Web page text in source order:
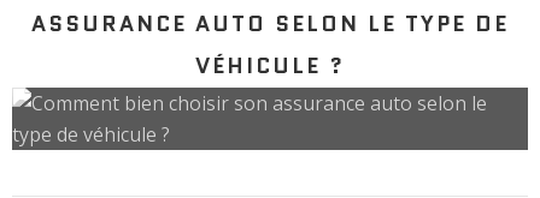
ASSURANCE AUTO SELON LE TYPE DE
VÉHICULE ?